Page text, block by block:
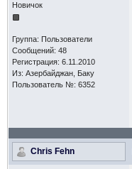
Новичок
Группа: Пользователи
Сообщений: 48
Регистрация: 6.11.2010
Из: Азербайджан, Баку
Пользователь №: 6352
Chris Fehn